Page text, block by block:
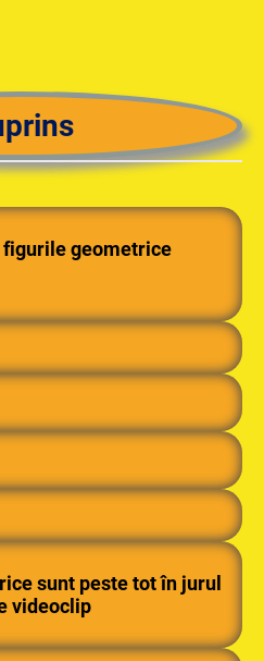
geometrice
sunt peste tot în jurul
videoclip